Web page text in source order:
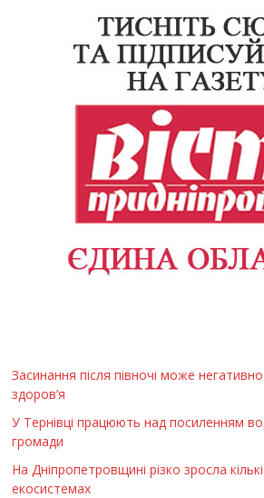
Засинання після півночі може
здоров’я
У Тернівці працюють над посиленням
громади
На Дніпропетровщині різко зросла
екосистемах